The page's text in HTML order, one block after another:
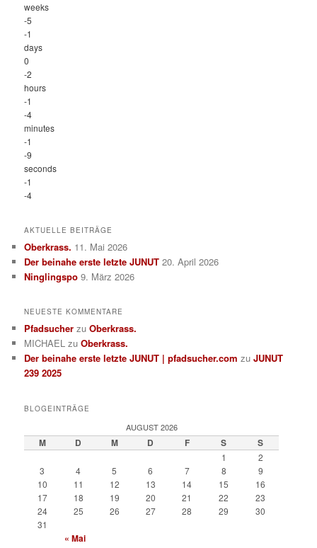
weeks
-5
-1
days
0
-2
hours
-1
-4
minutes
-1
-9
seconds
-1
-4
AKTUELLE BEITRÄGE
Oberkrass. 11. Mai 2026
Der beinahe erste letzte JUNUT 20. April 2026
Ninglingspo 9. März 2026
NEUESTE KOMMENTARE
Pfadsucher zuOberkrass.
MICHAEL zuOberkrass.
Der beinahe erste letzte JUNUT | pfadsucher.com zuJUNUT
239 2025
BLOGEINTRÄGE
AUGUST 2026
M D M D F S S
1
2
3
4 5 6 7 8
9
10
11 12 13 14 15
16
17
18 19 20 21 22
23
24
25 26 27 28 29
30
31
« Mai